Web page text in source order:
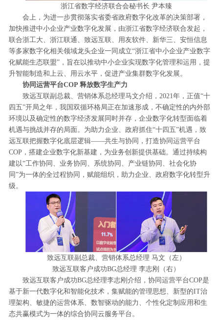
浙江省数字经济联合会秘书长 尹本臻
会上，为进一步贯彻落实省委省政府数字化改革的决策部署，
加快推进中小企业产业数字化发展，由浙江省数字经济联合发起，
联合浙工大、浙江联通、致远互联、用友软件、新华三、安恒信息
等多家数字化相关领域龙头企业一同成立“浙江省中小企业产业数字
化赋能生态联盟”，旨在以推动中小企业实现数字化管理和运用，提
升智能制造和上云、用云水平，促进产业集群数字化发展。
协同运营平台COP 释放数字生产力
致远互联副总裁、营销体系总经理马文介绍，2021年，正值“十
四五”开局之年，我国双循环格局正在加速形成，不确定性的内外部
环境以及确定性的数字经济发展同时并存，企业数字化转型面临着
机遇与挑战并存的局面。为助力企业、政府抓住“十四五”机遇，致
远互联把握数字化底层逻辑——共生与协同，打造协同运营平台
COP，搭建企业数字化新基建，为业务创新提供基础。通过持续构
建以“工作协同、业务协同、系统协同、产业链协同、社会化协
同”为一体的全过程协同，赋能组织，助力企业、政府数字化转型升
级。
致远互联副总裁、营销体系总经理 马文（左）
致远互联客户成功BG总经理 李志刚（右）
致远互联客户成功BG总经理李志刚介绍，协同运营平台COP是
基于新一代数字化和智能化技术，集赋能的管理思想、新型的IT治
理架构、敏捷的运营体系、数智驱动的能力、个性化定制应用和生
态共赢模式为一体的综合协同云服务平台。